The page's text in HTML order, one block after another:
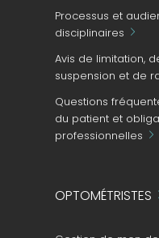
Processus et
disciplinaires
Avis de limitation,
suspension et de
Questions
du patient et
professionnelles
OPTOMÉTRISTES